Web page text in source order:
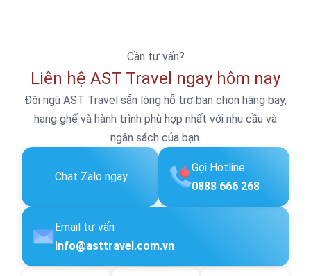
Cần tư vấn?
Liên hệ AST Travel ngay hôm nay
Đội ngũ AST Travel sẵn lòng hỗ trợ bạn chọn hãng bay,
hạng ghế và hành trình phù hợp nhất với nhu cầu và
ngân sách của bạn.
Chat Zalo ngay
Gọi Hotline
0888 666 268
Email tư vấn
info@asttravel.com.vn